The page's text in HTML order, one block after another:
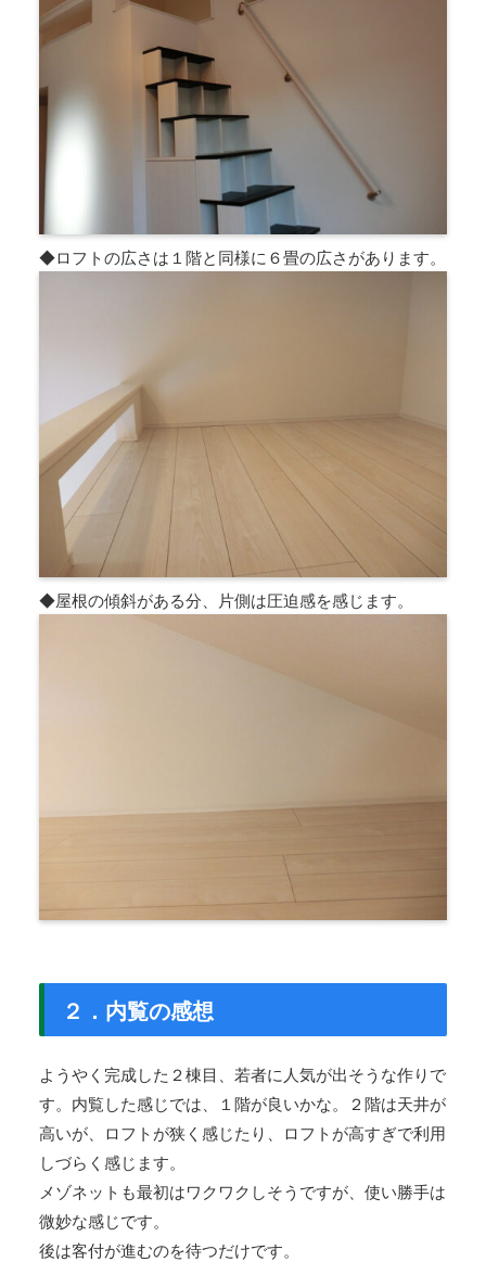
◆ロフトの広さは１階と同様に６畳の広さがあります。
◆屋根の傾斜がある分、片側は圧迫感を感じます。
２．内覧の感想
ようやく完成した２棟目、若者に人気が出そうな作りで
す。内覧した感じでは、１階が良いかな。２階は天井が
高いが、ロフトが狭く感じたり、ロフトが高すぎで利用
しづらく感じます。
メゾネットも最初はワクワクしそうですが、使い勝手は
微妙な感じです。
後は客付が進むのを待つだけです。